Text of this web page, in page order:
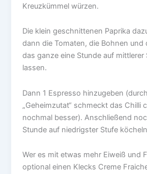
Kreuzkümmel würzen.
Die klein geschnittenen Paprika
dann die Tomaten, die Bohnen und
das ganze eine Stunde auf mittlerer
lassen.
Dann 1 Espresso hinzugeben
„Geheimzutat“ schmeckt das Chilli
nochmal besser). Anschließend
Stunde auf niedrigster Stufe
Wer es mit etwas mehr Eiweiß und
optional einen Klecks Creme